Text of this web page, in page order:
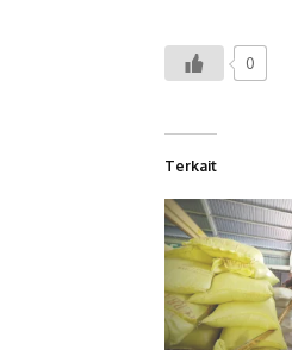
0
Terkait